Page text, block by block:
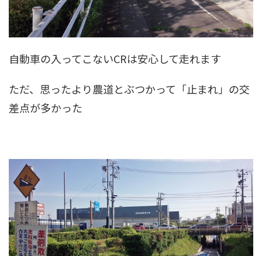
自動車の入ってこないCRは安心して走れます
ただ、思ったより農道とぶつかって「止まれ」の交
差点が多かった